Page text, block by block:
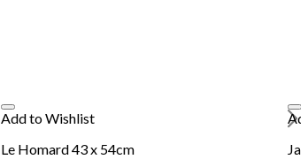
Add to Wishlist
Le Homard 43 x 54cm